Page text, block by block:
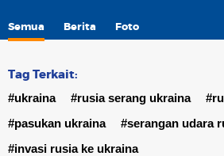
Semua Berita Foto
Tag Terkait:
#ukraina #rusia serang ukraina
#pasukan ukraina
#serangan udara
#invasi rusia ke ukraina